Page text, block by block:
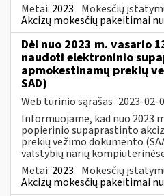
Metai: 2023 Mokesčių
Akcizų mokesčių pakeitimai
Dėl nuo 2023 m. vasario
naudoti elektroninio
apmokestinamų prekių
SAD)
Web turinio sąrašas 2023-02-
Informuojame, kad nuo 2023
popierinio supaprastinto
prekių vežimo dokumento
valstybių narių
Metai: 2023 Mokesčių
Akcizų mokesčių pakeitimai